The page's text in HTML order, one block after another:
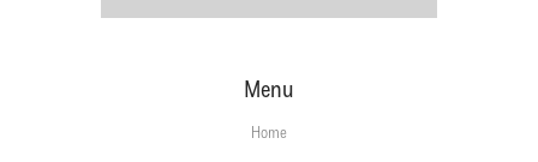
Menu
Home